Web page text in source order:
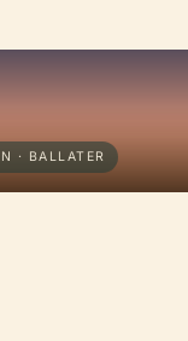
· BALLATER